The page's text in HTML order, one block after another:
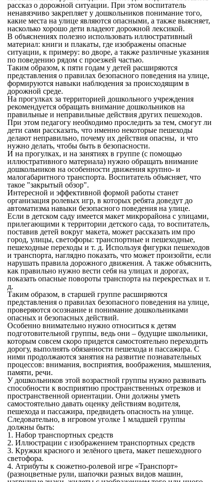
рассказ о дорожной ситуации. При этом воспитатель
ненавязчиво закрепляет у дошкольников понимание того,
какие места на улице являются опасными, а также выясняет,
насколько хорошо дети владеют дорожной лексикой.
В объяснениях полезно использовать иллюстративный
материал: книги и плакаты, где изображены опасные
ситуации, к примеру: во дворе, а также различные указания
по поведению рядом с проезжей частью.
Таким образом, к пяти годам у детей расширяются
представления о правилах безопасного поведения на улице,
формируются навыки наблюдения за происходящим в
дорожной среде.
На прогулках за территорией дошкольного учреждения
рекомендуется обращать внимание дошкольников на
правильные и неправильные действия других пешеходов.
При этом педагогу необходимо проследить за тем, смогут ли
дети сами рассказать, что именно некоторые пешеходы
делают неправильно, почему их действия опасны, и что
нужно делать, чтобы быть в безопасности.
И на прогулках, и на занятиях в группе (с помощью
иллюстративного материала) нужно обращать внимание
дошкольников на особенности движения крупно- и
малогабаритного транспорта. Воспитатель объясняет, что
такое "закрытый обзор".
Интересной и эффективной формой работы станет
организация ролевых игр, в которых ребята доведут до
автоматизма навыки безопасного поведения на улице.
Если в детском саду имеется макет микрорайона с улицами,
прилегающими к территории детского сада, то воспитатель,
поставив детей вокруг макета, может рассказать им про
город, улицы, светофоры: транспортные и пешеходные,
пешеходные переходы и т. д. Используя фигурки пешеходов
и транспорта, наглядно показать, что может произойти, если
нарушать правила дорожного движения. А также объяснить,
как правильно нужно вести себя на улицах и дорогах,
показать опасные повороты транспорта на перекрестках и т.
д.
Таким образом, в старшей группе расширяются
представления о правилах безопасного поведения на улице,
проверяются осознание и понимание дошкольниками
опасных и безопасных действий.
Особенно внимательно нужно относиться к детям
подготовительной группы, ведь они – будущие школьники,
которым совсем скоро придется самостоятельно переходить
дорогу, выполнять обязанности пешехода и пассажира. С
ними продолжаются занятия на развитие познавательных
процессов: внимания, восприятия, воображения, мышления,
памяти, речи.
У дошкольников этой возрастной группы нужно развивать
способности к восприятию пространственных отрезков и
пространственной ориентации. Они должны уметь
самостоятельно давать оценку действиям водителя,
пешехода и пассажира, предвидеть опасность на улице.
Следовательно, в игровом уголке 1 младшей группы
должны быть:
1. Набор транспортных средств
2. Иллюстрации с изображением транспортных средств
3. Кружки красного и зелёного цвета, макет пешеходного
светофора.
4. Атрибуты к сюжетно-ролевой игре «Транспорт»
(разноцветные рули, шапочки разных видов машин,